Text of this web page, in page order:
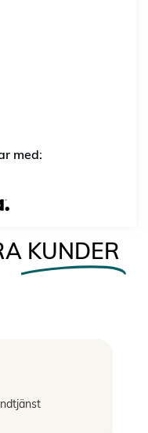
med:
KUNDER